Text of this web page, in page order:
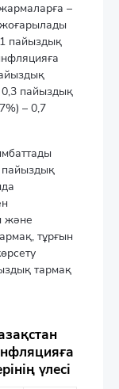
–
жоғарылады
пайыздық
0,3 пайыздық
– 0,7
пайыздық
және
тұрғын
тармақ
үлесі